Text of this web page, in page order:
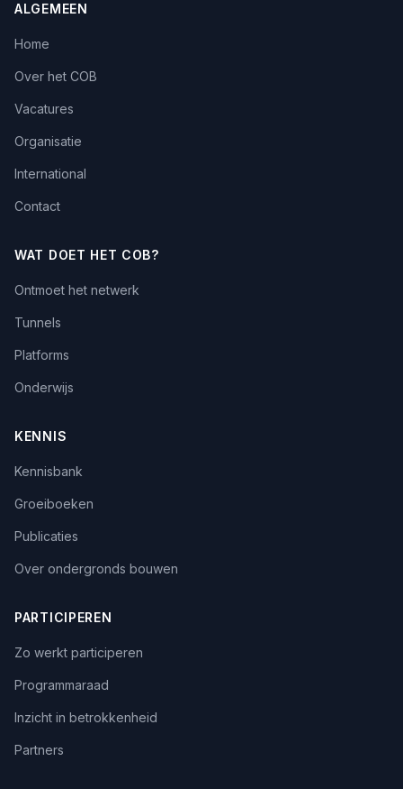
ALGEMEEN
Home
Over het COB
Vacatures
Organisatie
International
Contact
WAT DOET HET COB?
Ontmoet het netwerk
Tunnels
Platforms
Onderwijs
KENNIS
Kennisbank
Groeiboeken
Publicaties
Over ondergronds bouwen
PARTICIPEREN
Zo werkt participeren
Programmaraad
Inzicht in betrokkenheid
Partners